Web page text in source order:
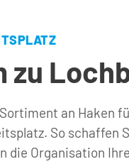
zu
an Haken
So schaffen
die Organisation